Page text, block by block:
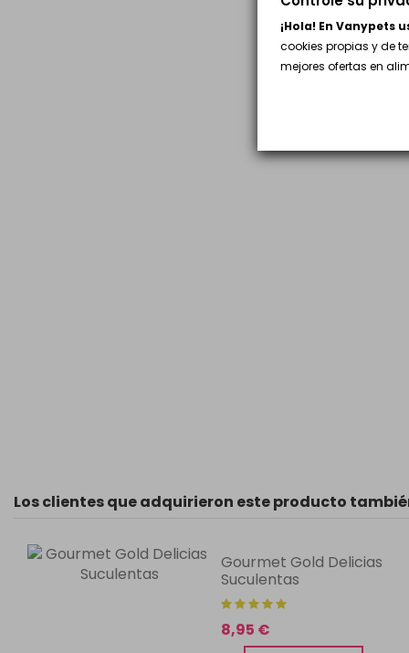
Los clientes que adquirieron este producto
Gourmet Gold Delicias
Suculentas
8,95 €
¡Hola! En Vanypets
cookies propias y de
mejores ofertas en